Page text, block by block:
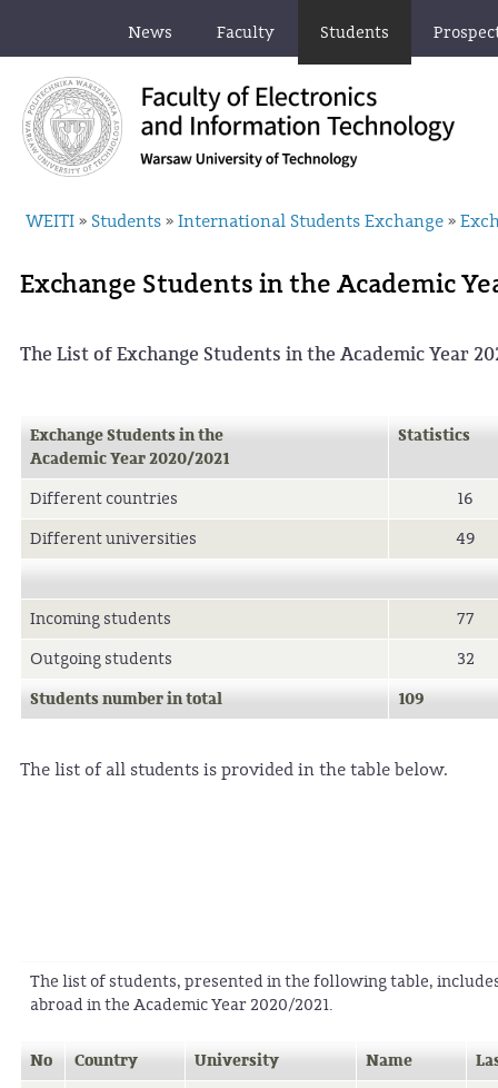
News Faculty Students
WEITI » Students » International Students Exchange »
Exchange Students in the Academic
The List of Exchange Students in the Academic Year
Exchange Students in the
Academic Year 2020/2021
Statistics
Different countries
16
Different universities
49
Incoming students
77
Outgoing students
32
Students number in total 109
The list of all students is provided in the table below.
The list of students, presented in the following table,
abroad in the Academic Year 2020/2021.
No Country University Name